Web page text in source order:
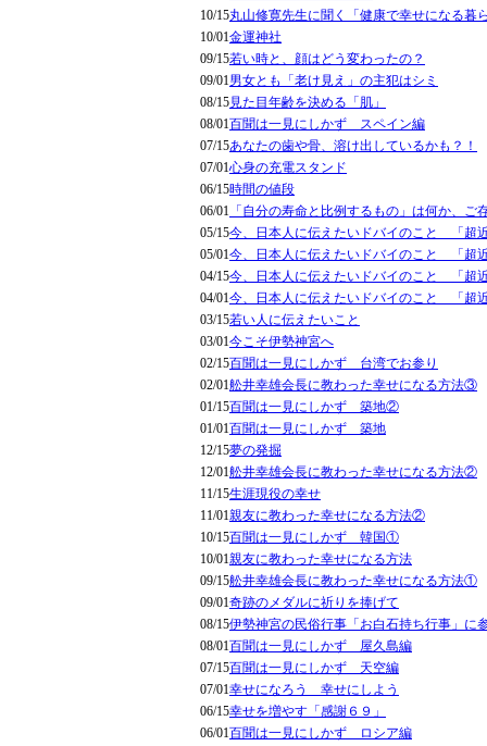
10/15丸山修寛先生に聞く「健康で幸せになる暮
10/01金運神社
09/15若い時と、顔はどう変わったの？
09/01男女とも「老け見え」の主犯はシミ
08/15見た目年齢を決める「肌」
08/01百聞は一見にしかず スペイン編
07/15あなたの歯や骨、溶け出しているかも？！
07/01心身の充電スタンド
06/15時間の値段
06/01 「自分の寿命と比例するもの」は何か、ご
05/15今、日本人に伝えたいドバイのこと 「超
05/01今、日本人に伝えたいドバイのこと 「超
04/15今、日本人に伝えたいドバイのこと 「超
04/01今、日本人に伝えたいドバイのこと 「超
03/15若い人に伝えたいこと
03/01今こそ伊勢神宮へ
02/15百聞は一見にしかず 台湾でお参り
02/01舩井幸雄会長に教わった幸せになる方法③
01/15百聞は一見にしかず 築地②
01/01百聞は一見にしかず 築地
12/15夢の発掘
12/01舩井幸雄会長に教わった幸せになる方法②
11/15生涯現役の幸せ
11/01親友に教わった幸せになる方法②
10/15百聞は一見にしかず 韓国①
10/01親友に教わった幸せになる方法
09/15舩井幸雄会長に教わった幸せになる方法①
09/01奇跡のメダルに祈りを捧げて
08/15伊勢神宮の民俗行事「お白石持ち行事」に
08/01百聞は一見にしかず 屋久島編
07/15百聞は一見にしかず 天空編
07/01幸せになろう 幸せにしよう
06/15幸せを増やす「感謝６９」
06/01百聞は一見にしかず ロシア編